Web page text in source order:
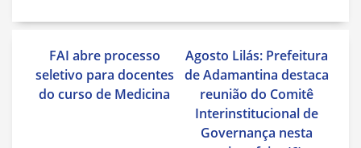
Navegação
de
Post
FAI abre processo
seletivo para docentes
do curso de Medicina
Agosto Lilás: Prefeitura
de Adamantina destaca
reunião do Comitê
Interinstitucional de
Governança nesta